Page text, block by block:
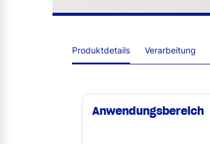
Produktdetails Verarbeitung
Anwendungsbereich